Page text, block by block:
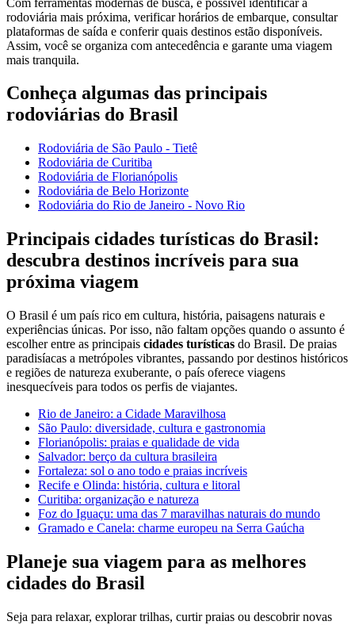
rodoviária mais próxima, verificar horários de embarque, consultar
plataformas de saída e conferir quais destinos estão disponíveis.
Assim, você se organiza com antecedência e garante uma viagem
mais tranquila.
Conheça algumas das principais
rodoviárias do Brasil
Rodoviária de São Paulo - Tietê
Rodoviária de Curitiba
Rodoviária de Florianópolis
Rodoviária de Belo Horizonte
Rodoviária do Rio de Janeiro - Novo Rio
Principais cidades turísticas do Brasil:
descubra destinos incríveis para sua
próxima viagem
O Brasil é um país rico em cultura, história, paisagens naturais e
experiências únicas. Por isso, não faltam opções quando o assunto é
escolher entre as principais cidades turísticas do Brasil. De praias
paradisíacas a metrópoles vibrantes, passando por destinos históricos
e regiões de natureza exuberante, o país oferece viagens
inesquecíveis para todos os perfis de viajantes.
Rio de Janeiro: a Cidade Maravilhosa
São Paulo: diversidade, cultura e gastronomia
Florianópolis: praias e qualidade de vida
Salvador: berço da cultura brasileira
Fortaleza: sol o ano todo e praias incríveis
Recife e Olinda: história, cultura e litoral
Curitiba: organização e natureza
Foz do Iguaçu: uma das 7 maravilhas naturais do mundo
Gramado e Canela: charme europeu na Serra Gaúcha
Planeje sua viagem para as melhores
cidades do Brasil
Seja para relaxar, explorar trilhas, curtir praias ou descobrir novas